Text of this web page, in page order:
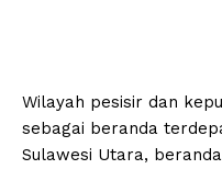
Wilayah pesisir dan
sebagai beranda
Sulawesi Utara,